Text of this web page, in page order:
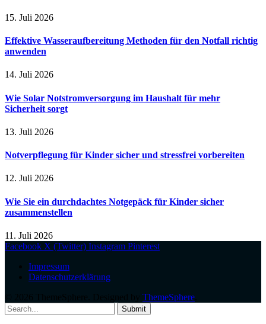
15. Juli 2026
Effektive Wasseraufbereitung Methoden für den Notfall richtig
anwenden
14. Juli 2026
Wie Solar Notstromversorgung im Haushalt für mehr
Sicherheit sorgt
13. Juli 2026
Notverpflegung für Kinder sicher und stressfrei vorbereiten
12. Juli 2026
Wie Sie ein durchdachtes Notgepäck für Kinder sicher
zusammenstellen
11. Juli 2026
Facebook X (Twitter) Instagram Pinterest
Impressum
Datenschutzerklärung
ThemeSphere
Submit